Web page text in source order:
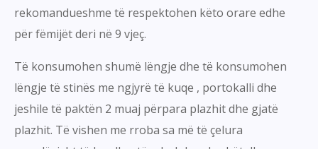
rekomandueshme të respektohen këto orare edhe
për fëmijët deri në 9 vjeç.
Të konsumohen shumë lëngje dhe të konsumohen
lëngje të stinës me ngjyrë të kuqe , portokalli dhe
jeshile të paktën 2 muaj përpara plazhit dhe gjatë
plazhit. Të vishen me rroba sa më të çelura